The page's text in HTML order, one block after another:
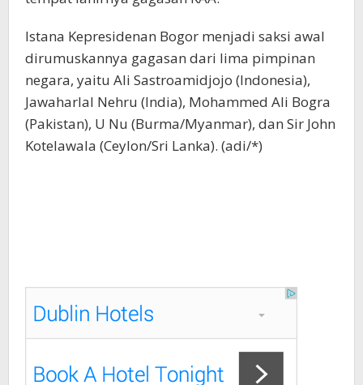
Istana Kepresidenan Bogor menjadi saksi awal
dirumuskannya gagasan dari lima pimpinan
negara, yaitu Ali Sastroamidjojo (Indonesia),
Jawaharlal Nehru (India), Mohammed Ali Bogra
(Pakistan), U Nu (Burma/Myanmar), dan Sir John
Kotelawala (Ceylon/Sri Lanka). (adi/*)